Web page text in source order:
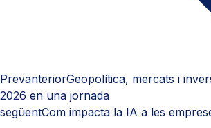
PrevanteriorGeopolítica, mercats i
2026 en una jornada
següentCom impacta la IA a les